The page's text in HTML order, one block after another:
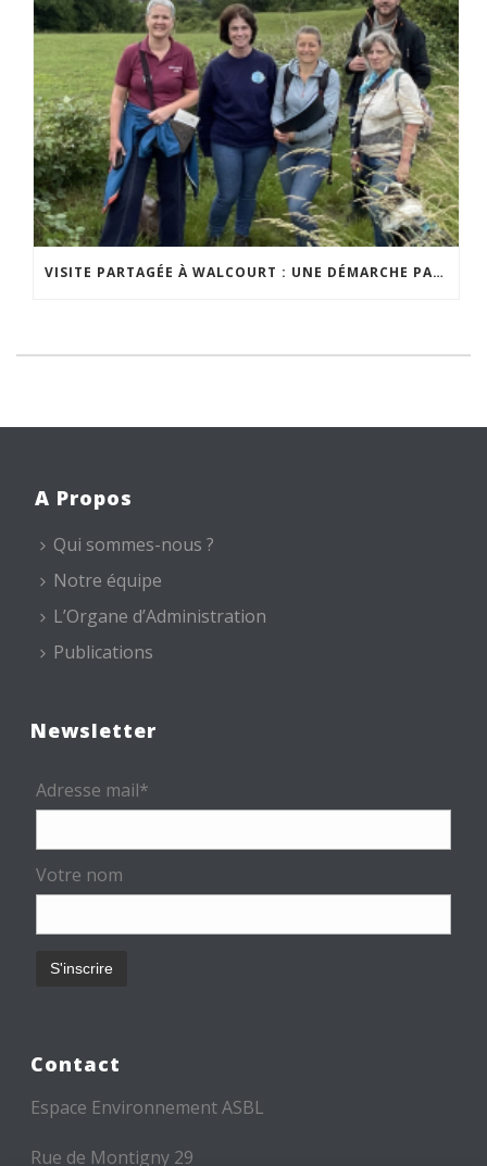
VISITE PARTAGÉE À WALCOURT : UNE DÉMARCHE PARTICIPATIVE ANIMÉE PAR ESPACE ENVIRONNEMENT
A Propos
Qui sommes-nous ?
Notre équipe
L’Organe d’Administration
Publications
Newsletter
Adresse mail*
Votre nom
Contact
Espace Environnement ASBL
Rue de Montigny 29